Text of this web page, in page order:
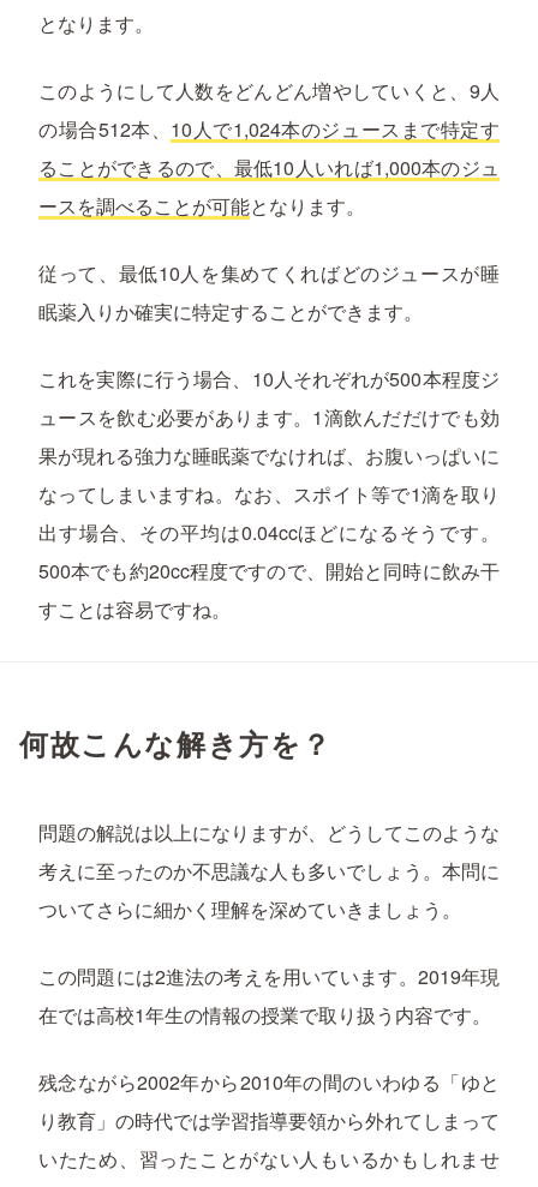
となります。
このようにして人数をどんどん増やしていくと、9人
の場合512本、 10人で1,024本のジュースまで特定す
ることができるので、最低10人いれば1,000本のジュ
ースを調べることが可能となります。
従って、最低10人を集めてくればどのジュースが睡
眠薬入りか確実に特定することができます。
これを実際に行う場合、10人それぞれが500本程度ジ
ュースを飲む必要があります。1滴飲んだだけでも効
果が現れる強力な睡眠薬でなければ、お腹いっぱいに
なってしまいますね。なお、スポイト等で1滴を取り
出す場合、その平均は0.04ccほどになるそうです。
500本でも約20cc程度ですので、開始と同時に飲み干
すことは容易ですね。
何故こんな解き方を？
問題の解説は以上になりますが、どうしてこのような
考えに至ったのか不思議な人も多いでしょう。本問に
ついてさらに細かく理解を深めていきましょう。
この問題には2進法の考えを用いています。2019年現
在では高校1年生の情報の授業で取り扱う内容です。
残念ながら2002年から2010年の間のいわゆる「ゆと
り教育」の時代では学習指導要領から外れてしまって
いたため、習ったことがない人もいるかもしれませ